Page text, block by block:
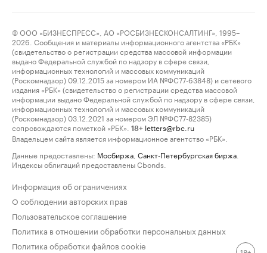
© ООО «БИЗНЕСПРЕСС», АО «РОСБИЗНЕСКОНСАЛТИНГ», 1995–
2026. Сообщения и материалы информационного агентства «РБК»
(свидетельство о регистрации средства массовой информации
выдано Федеральной службой по надзору в сфере связи,
информационных технологий и массовых коммуникаций
(Роскомнадзор) 09.12.2015 за номером ИА №ФС77-63848) и сетевого
издания «РБК» (свидетельство о регистрации средства массовой
информации выдано Федеральной службой по надзору в сфере связи,
информационных технологий и массовых коммуникаций
(Роскомнадзор) 03.12.2021 за номером ЭЛ №ФС77-82385)
сопровождаются пометкой «РБК».
18+ letters@rbc.ru
Владельцем сайта является информационное агентство «РБК».
Данные предоставлены: Мосбиржа Санкт-Петербургская биржа
Индексы облигаций предоставлены Cbonds.
Информация об ограничениях
О соблюдении авторских прав
Пользовательское соглашение
Политика в отношении обработки персональных данных
Политика обработки файлов cookie